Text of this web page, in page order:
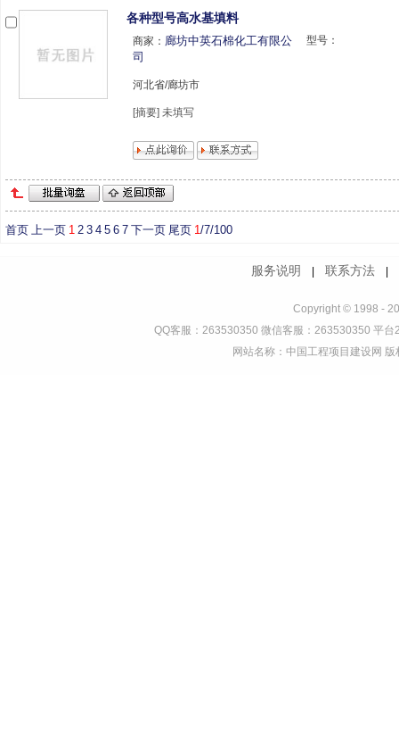
各种型号高水基填料
商家： 廊坊中英石棉化工有限公
司
型号：
河北省/廊坊市
[摘要] 未填写
首页 上一页 1 2 3 4 5 6 7 下一页 尾页 1/7/100
服务说明 联系方法
Copyright © 1998 -
QQ客服：263530350 微信客服：263530350 平
网站名称：中国工程项目建设网